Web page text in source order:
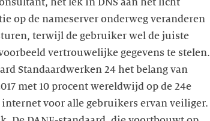
het lek in DNS aan het licht
op de nameserver onderweg veranderen
terwijl de gebruiker wel de juiste
vertrouwelijke gegevens te stelen.
Standaardwerken 24 het belang van
met 10 procent wereldwijd op de 24e
voor alle gebruikers ervan veiliger.